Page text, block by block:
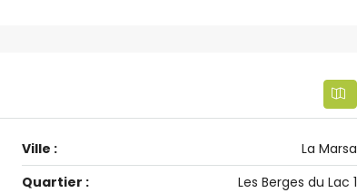
Ville :
La Marsa
Quartier : Les Berges du Lac 1